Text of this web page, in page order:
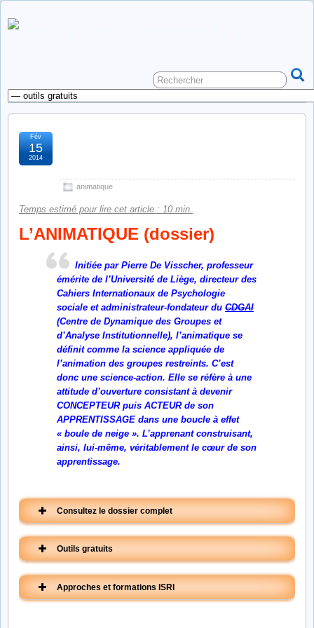
animatique
Fév
15
2014
Temps estimé pour lire cet article : 10 min.
L’ANIMATIQUE (dossier)
Initiée par Pierre De Visscher, professeur
émérite de l’Université de Liège, directeur des
Cahiers Internationaux de Psychologie
sociale et administrateur-fondateur du CDGAI
(Centre de Dynamique des Groupes et
d’Analyse Institutionnelle), l’animatique se
définit comme la science appliquée de
l’animation des groupes restreints. C’est
donc une science-action. Elle se réfère à une
attitude d’ouverture consistant à devenir
CONCEPTEUR puis ACTEUR de son
APPRENTISSAGE dans une boucle à effet
« boule de neige ». L’apprenant construisant,
ainsi, lui-même, véritablement le cœur de son
apprentissage.
Consultez le dossier complet
Pourquoi
Outils gratuits
Approches et formations ISRI